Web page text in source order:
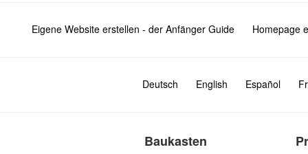
Eigene Website erstellen - der Anfänger Guide Homepage
Deutsch English Español
Baukasten